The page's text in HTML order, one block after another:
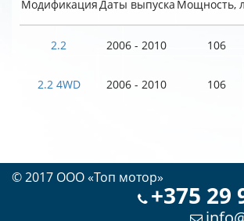
МодификацияДаты выпуска Мощность,
2.2 2006 - 2010 106
2.2 4WD 2006 - 2010 106
© 2017 OOO «Топ мотор»
+375 29